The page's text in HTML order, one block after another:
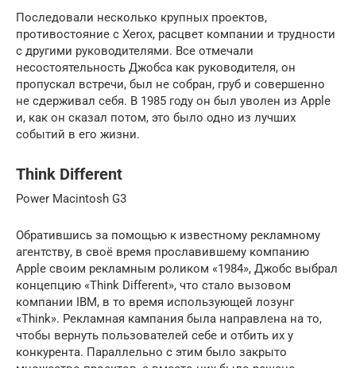
Последовали несколько крупных проектов,
противостояние с Xerox, расцвет компании и трудности
с другими руководителями. Все отмечали
несостоятельность Джобса как руководителя, он
пропускал встречи, был не собран, груб и совершенно
не сдерживал себя. В 1985 году он был уволен из Apple
и, как он сказал потом, это было одно из лучших
событий в его жизни.
Think Different
Power Macintosh G3
Обратившись за помощью к известному рекламному
агентству, в своё время прославившему компанию
Apple своим рекламным роликом «1984», Джобс выбрал
концепцию «Think Different», что стало вызовом
компании IBM, в то время использующей лозунг
«Think». Рекламная кампания была направлена на то,
чтобы вернуть пользователей себе и отбить их у
конкурента. Параллельно с этим было закрыто